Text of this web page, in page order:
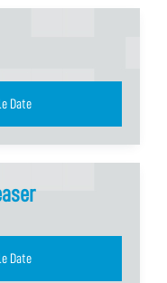
Vedi tutti i Dettagli e le Date
Vedi tutti i Dettagli e le Date